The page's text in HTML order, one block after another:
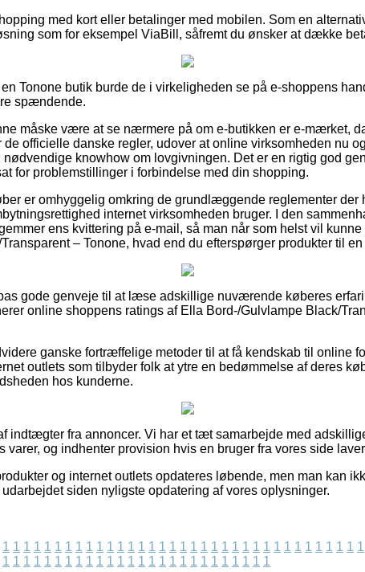
med kort eller betalinger med mobilen. Som en
som for eksempel ViaBill, såfremt du ønsker at dække
Tonone butik burde de i virkeligheden se på e-shoppens
spændende.
måske være at se nærmere på om e-butikken er e-mærket,
officielle danske regler, udover at online virksomheden nu
nødvendige knowhow om lovgivningen. Det er en rigtig god
for problemstillinger i forbindelse med din shopping.
er omhyggelig omkring de grundlæggende reglementer der
internet virksomheden bruger. I den
ens kvittering på e-mail, så man når som helst vil
– Tonone, hvad end du efterspørger produkter til
gode genveje til at læse adskillige nuværende køberes
online shoppens ratings af Ella Bord-/Gulvlampe Black/
ganske fortræffelige metoder til at få kendskab til online
outlets som tilbyder folk at ytre en bedømmelse af deres
hos kunderne.
indtægter fra annoncer. Vi har et tæt samarbejde med
varer, og indhenter provision hvis en bruger fra vores side
og internet outlets opdateres løbende, men man kan
siden nyligste opdatering af vores oplysninger.
1 1 1 1 1 1 1 1 1 1 1 1 1 1 1 1 1 1 1 1 1 1 1 1 1 1 1 1 1 1 1 1 1 1 1
1 1 1 1 1 1 1 1 1 1 1 1 1 1 1 1 1 1 1 1 1 1 1 1 1 1